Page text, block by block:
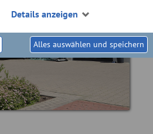
Details anzeigen
Alles auswählen und speichern